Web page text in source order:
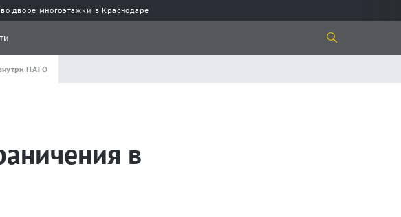
дворе многоэтажки в Краснодаре
НАТО
в